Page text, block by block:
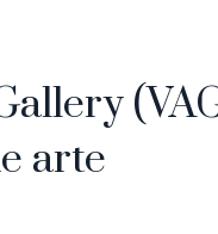
arte